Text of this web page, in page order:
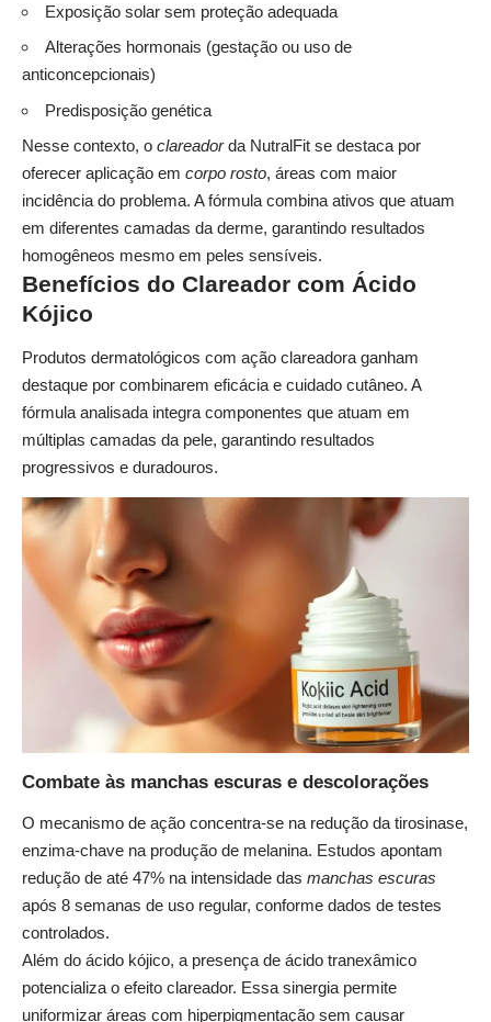
Exposição solar sem proteção adequada
Alterações hormonais (gestação ou uso de
anticoncepcionais)
Predisposição genética
Nesse contexto, o clareadorda NutralFit se destaca por
oferecer aplicação em corpo rosto, áreas com maior
incidência do problema. A fórmula combina ativos que atuam
em diferentes camadas da derme, garantindo resultados
homogêneos mesmo em peles sensíveis.
Benefícios do Clareador com Ácido
Kójico
Produtos dermatológicos com ação clareadora ganham
destaque por combinarem eficácia e cuidado cutâneo. A
fórmula analisada integra componentes que atuam em
múltiplas camadas da pele, garantindo resultados
progressivos e duradouros.
Combate às manchas escuras e descolorações
O mecanismo de ação concentra-se na redução da tirosinase,
enzima-chave na produção de melanina. Estudos apontam
redução de até 47% na intensidade das manchas escuras
após 8 semanas de uso regular, conforme dados de testes
controlados.
Além do ácido kójico, a presença de ácido tranexâmico
potencializa o efeito clareador. Essa sinergia permite
uniformizar áreas com hiperpigmentação sem causar